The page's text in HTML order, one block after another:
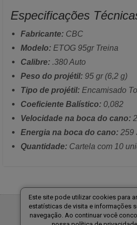
Especificações
Fabricante: CBC
Modelo: ETOG 95gr Treina
Calibre: .380 Auto
Peso do projétil: 95 gr (6,2 g)
Tipo de projétil: Encamisado
Coeficiente Balístico: 0,082
Velocidade na boca do cano:
Energia na boca do cano: 259
Quantidade: Cartela com 10
Tecnologia:
Este site pode utilizar cookies para
estatísticas de visita e informações
navegação. Ao continuar você